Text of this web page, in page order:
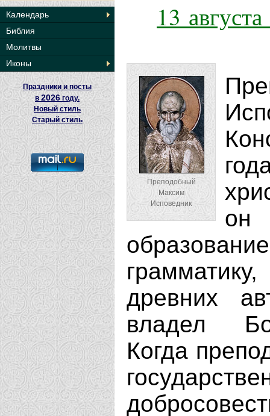
Календарь
Библия
Молитвы
Иконы
Праздники и посты
в 2026 году.
Новый стиль
Старый стиль
13
Преподобный
Максим
Исповедник
он
древних
владел
Когда